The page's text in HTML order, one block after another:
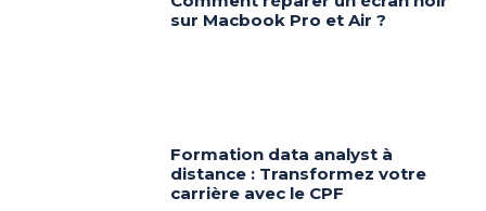
sur Macbook Pro et Air ?
Formation data analyst à
distance : Transformez votre
carrière avec le CPF